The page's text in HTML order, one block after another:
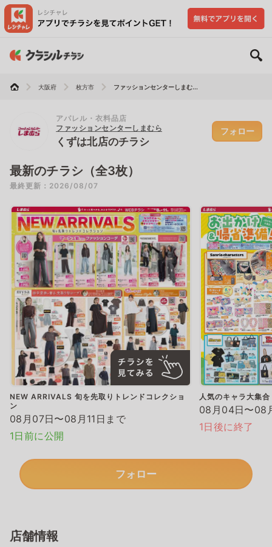
大阪府 枚方市 ファッションセンターしまむ...
アパレル・衣料品店
ファッションセンターしまむら
くずは北店のチラシ
フォロー
最新のチラシ（全3枚）
最終更新：2026/08/07
NEW ARRIVALS 旬を先取りトレンドコレクショ
ン
08月07日〜08月11日まで
1日前に公開
人気のキャラ大集
08月04日〜08
1日後に終了
フォロー
店舗情報